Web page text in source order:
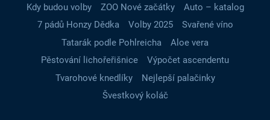
Kdy budou volby
ZOO Nové začátky
Auto – katalog
7 pádů Honzy Dědka
Volby 2025
Svařené víno
Tatarák podle Pohlreicha
Aloe vera
Pěstování lichořeřišnice
Výpočet ascendentu
Tvarohové knedlíky
Nejlepší palačinky
Švestkový koláč